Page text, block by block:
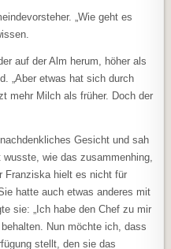
„Wie geht es
auf der Alm herum, höher als
„Aber etwas hat sich durch
mehr Milch als früher. Doch der
Gesicht und sah
wie das zusammenhing,
Franziska hielt es nicht für
hatte auch etwas anderes mit
sie: „Ich habe den Chef zu mir
Nun möchte ich, dass
stellt, den sie das